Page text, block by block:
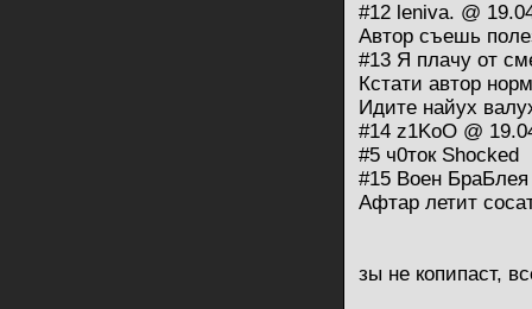
#12 leniva. @
Автор съешь
#13 Я плачу от
Кстати автор
Идите найух
#14 z1KoO @
#5 ч0ток Shocked
#15 Воен
Афтар летит
зы не копипаст,